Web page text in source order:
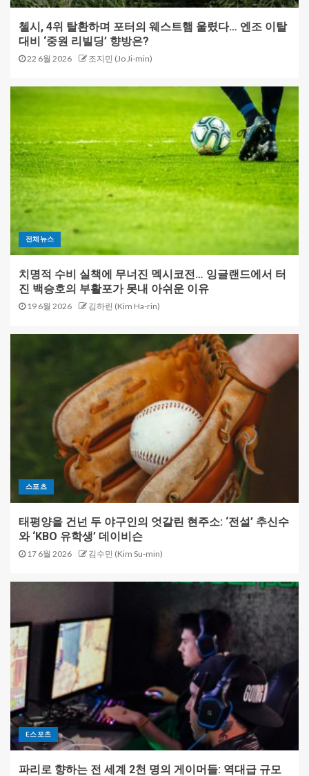
첼시, 4위 탈환하며 포터의 웨스트햄 울렸다… 엔조 이탈
대비 ‘중원 리빌딩’ 향방은?
22 6월 2026 조지민 (Jo Ji-min)
전체뉴스
치명적 수비 실책에 무너진 멕시코전… 잉글랜드에서 터
진 백승호의 부활포가 못내 아쉬운 이유
19 6월 2026 김하린 (Kim Ha-rin)
스포츠
태평양을 건넌 두 야구인의 엇갈린 현주소: ‘전설’ 추신수
와 ‘KBO 유학생’ 데이비슨
17 6월 2026 김수민 (Kim Su-min)
E스포츠
파리로 향하는 전 세계 2천 명의 게이머들: 역대급 규모